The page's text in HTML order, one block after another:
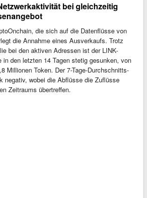
bei gleichzeitig
die sich auf die Datenflüsse von
die Annahme eines Ausverkaufs. Trotz
bei den aktiven Adressen ist der LINK-
in den letzten 14 Tagen stetig gesunken, von
Millionen Token. Der 7-Tage-Durchschnitts-
negativ, wobei die Abflüsse die Zuflüsse
Zeitraums übertreffen.